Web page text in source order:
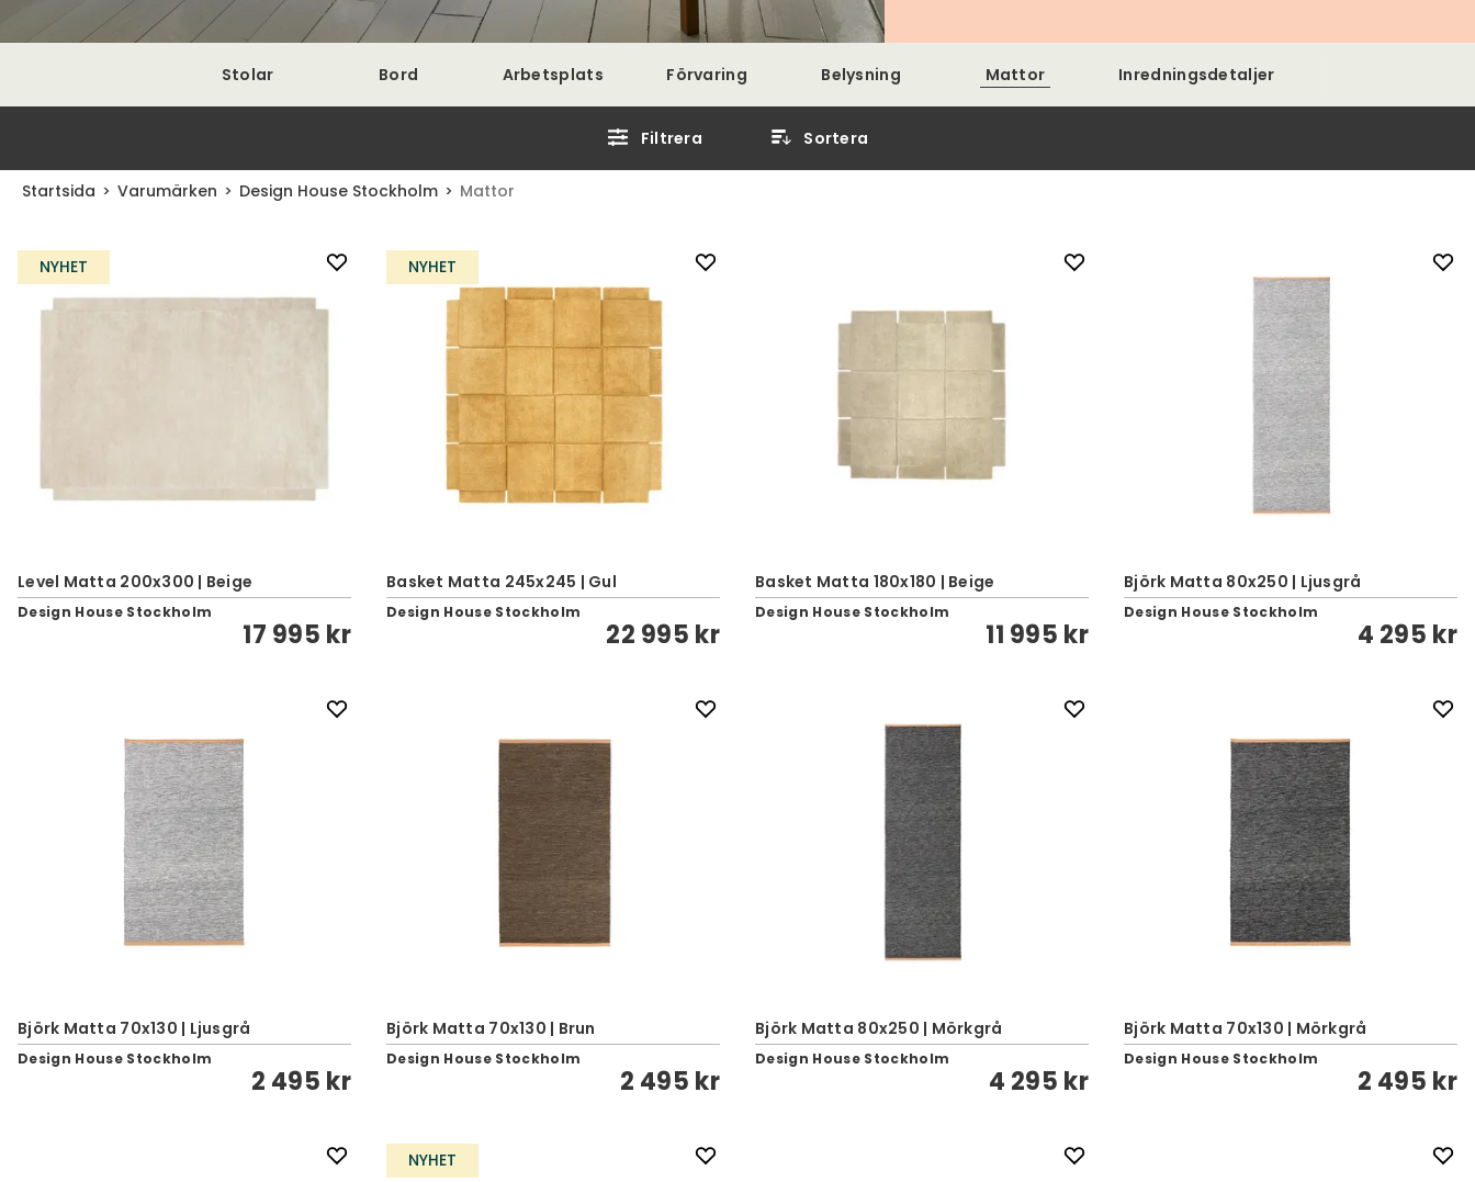
Stolar Bord Arbetsplats Förvaring Belysning Mattor Inredningsdetaljer
Filtrera Sortera
Startsida Varumärken Design House Stockholm Mattor
NYHET
Level Matta 200x300 | Beige
Design House Stockholm
17 995 kr
NYHET
Basket Matta 245x245 | Gul
Design House Stockholm
22 995 kr
Basket Matta 180x180 | Beige
Design House Stockholm
11 995 kr
Björk Matta 80x250 | Ljusgrå
Design House Stockholm
4 295 kr
Björk Matta 70x130 | Ljusgrå
Design House Stockholm
2 495 kr
Björk Matta 70x130 | Brun
Design House Stockholm
2 495 kr
Björk Matta 80x250 | Mörkgrå
Design House Stockholm
4 295 kr
Björk Matta 70x130 | Mörkgrå
Design House Stockholm
2 495 kr
NYHET